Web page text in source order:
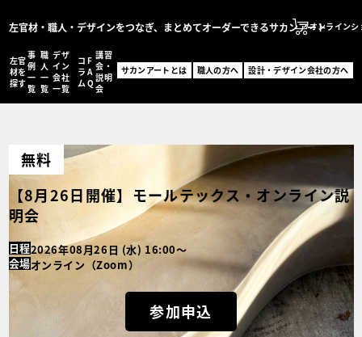
左官材・職人・デザインをつなぎ、まとめてオーダーできるサカンアートオンラインシ
左官
材を
探す
事
例
一
覧
職
人
一
覧
デザ
イン
会社
一覧
コ
ラ
ム
F
A
Q
講習
会・
説明
会
サカンアートとは 職人の方へ 設計・デザイン会社の方へ
サカンアートとは
職人の方へ
設計・デザイン会社の
MENU
左官材を探す
事例一覧
職人一覧
設計・デザイン会社一
コラム
FAQ
講習会・説明会
お問い合わせ
事例登録フォーム
無料
【8月26日開催】モールテックス・オンライン説
明会
日程2026年08月26日 (水) 16:00〜
会場オンライン（Zoom）
参加申込